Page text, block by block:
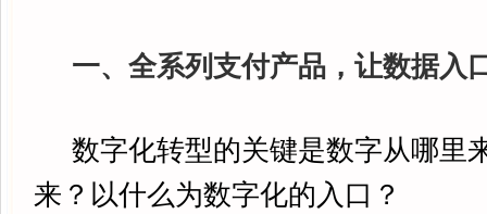
一、全系列支付产品，让数据入
数字化转型的关键是数字从哪里
来？以什么为数字化的入口？